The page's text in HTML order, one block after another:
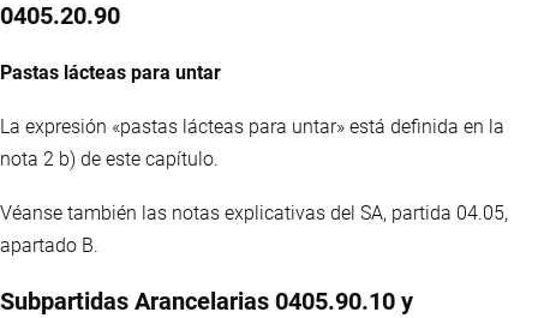
0405.20.90
Pastas lácteas para untar
La expresión «pastas lácteas para untar» está definida en la
nota 2 b) de este capítulo.
Véanse también las notas explicativas del SA, partida 04.05,
apartado B.
Subpartidas Arancelarias 0405.90.10 y